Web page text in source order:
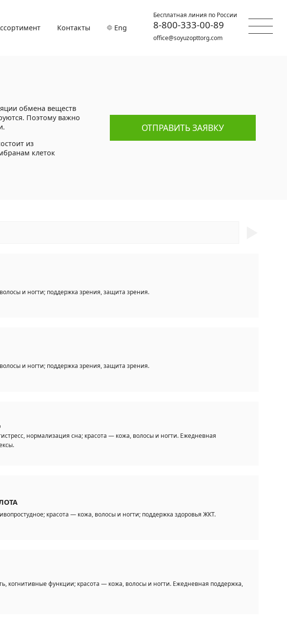
обмена веществ
Поэтому важно
из
клеток
ОТПРАВИТЬ ЗАЯВКУ
и ногти; поддержка зрения, защита зрения.
и ногти; поддержка зрения, защита зрения.
нормализация сна; красота — кожа, волосы и ногти. Ежедневная
красота — кожа, волосы и ногти; поддержка здоровья ЖКТ.
когнитивные функции; красота — кожа, волосы и ногти. Ежедневная поддержка,
Контакты Eng
Бесплатная линия по России
8-800-333-00-89
office@soyuzopttorg.com